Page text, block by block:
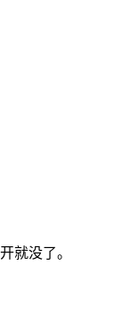
就没了。